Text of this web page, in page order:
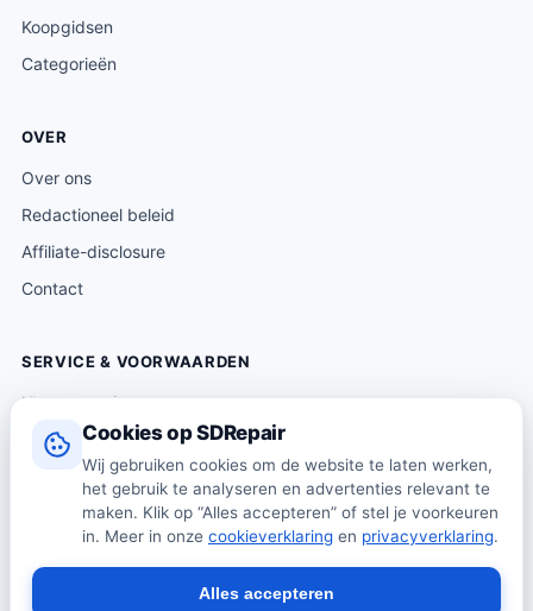
Cookies op SDRepair
Wij gebruiken cookies om de website te laten werken,
het gebruik te analyseren en advertenties relevant te
maken. Klik op “Alles accepteren” of stel je voorkeuren
in. Meer in onze cookieverklaring en privacyverklaring.
Alles accepteren
Koopgidsen
Categorieën
OVER
Over ons
Redactioneel beleid
Affiliate-disclosure
Contact
SERVICE & VOORWAARDEN
Klantenservice
Verzending & levering
Retourneren
Algemene voorwaarden